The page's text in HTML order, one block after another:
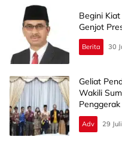
Begini
Genjot
Berita 30
Geliat
Wakili
Adv 29